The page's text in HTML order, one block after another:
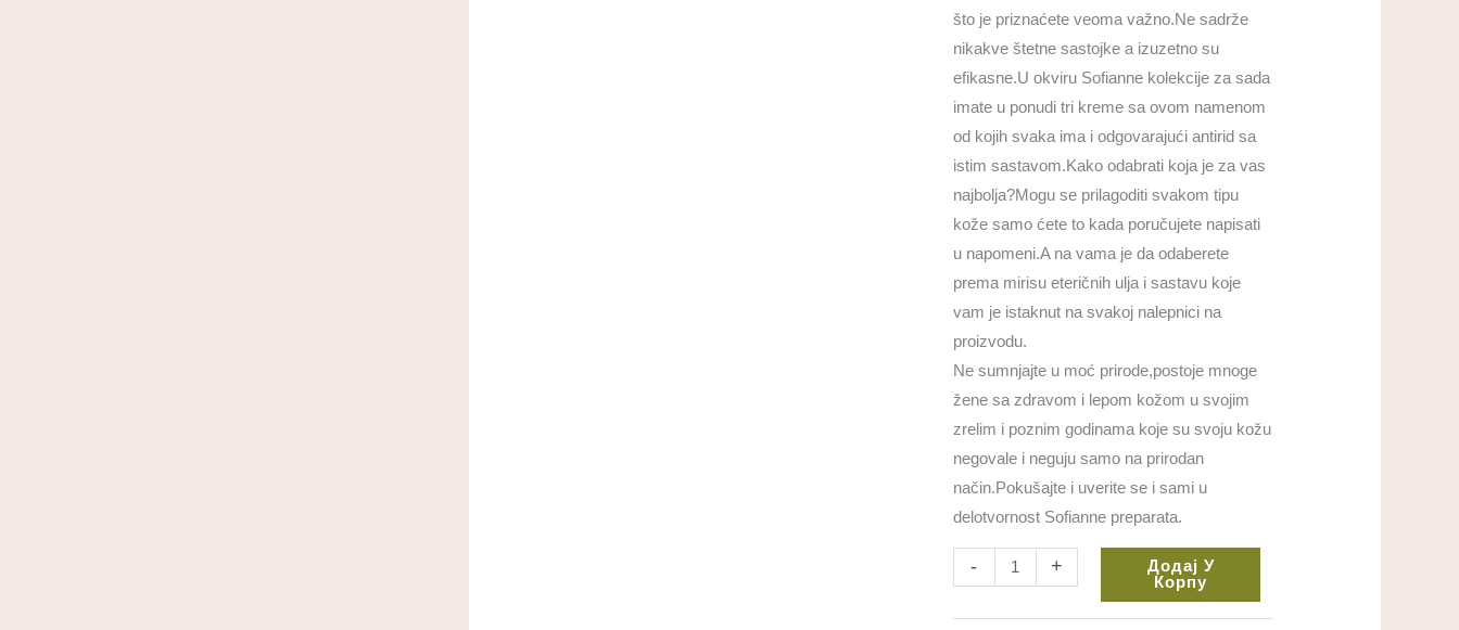
što je priznaćete veoma važno.Ne sadrže
nikakve štetne sastojke a izuzetno su
efikasne.U okviru Sofianne kolekcije za sada
imate u ponudi tri kreme sa ovom namenom
od kojih svaka ima i odgovarajući antirid sa
istim sastavom.Kako odabrati koja je za vas
najbolja?Mogu se prilagoditi svakom tipu
kože samo ćete to kada poručujete napisati
u napomeni.A na vama je da odaberete
prema mirisu eteričnih ulja i sastavu koje
vam je istaknut na svakoj nalepnici na
proizvodu.
Ne sumnjajte u moć prirode,postoje mnoge
žene sa zdravom i lepom kožom u svojim
zrelim i poznim godinama koje su svoju kožu
negovale i neguju samo na prirodan
način.Pokušajte i uverite se i sami u
delotvornost Sofianne preparata.
- +
Додај У
Корпу